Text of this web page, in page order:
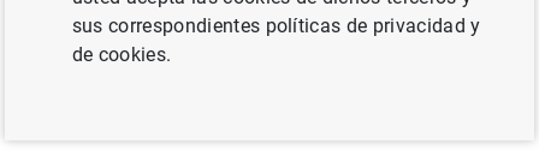
Anterior
sus correspondientes políticas de privacidad y
de cookies.